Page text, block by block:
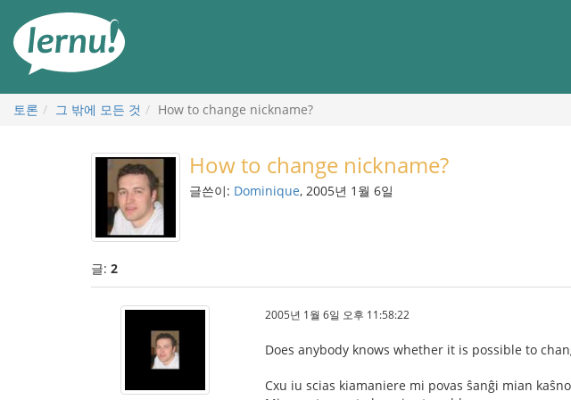
토론 그 밖에 모든 것 How to change nickname?
How to change nickname?
글쓴이: Dominique, 2005년 1월 6일
글: 2
2005년 1월 6일 오후 11:58:22
Does anybody knows whether it is possible to
Cxu iu scias kiamaniere mi povas ŝanĝi mian